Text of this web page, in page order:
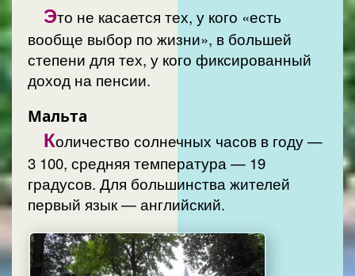
Это не касается тех, у кого «есть
вообще выбор по жизни», в большей
степени для тех, у кого фиксированный
доход на пенсии.
Мальта
Количество солнечных часов в году —
3 100, средняя температура — 19
градусов. Для большинства жителей
первый язык — английский.